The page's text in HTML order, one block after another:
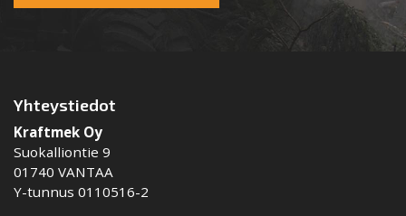
Yhteystiedot
Kraftmek Oy
Suokalliontie 9
01740 VANTAA
Y-tunnus 0110516-2